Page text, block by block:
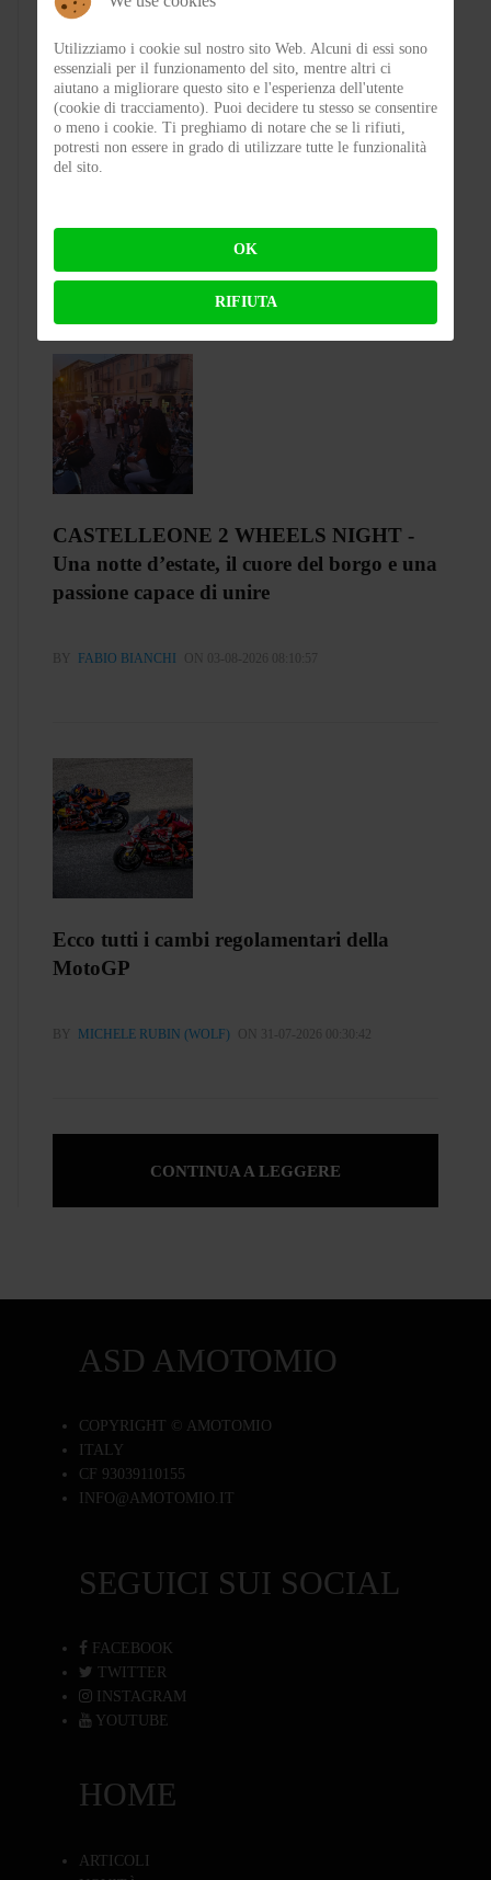
ON 03-08-2026 23:00:27
CASTELLEONE 2 WHEELS NIGHT -
Una notte d’estate, il cuore del borgo e una
passione capace di unire
BY FABIO BIANCHI ON 03-08-2026 08:10:57
Ecco tutti i cambi regolamentari della
MotoGP
BY MICHELE RUBIN (WOLF) ON 31-07-2026 00:30:42
CONTINUA A LEGGERE
ASD AMOTOMIO
COPYRIGHT © AMOTOMIO
ITALY
CF 93039110155
INFO@AMOTOMIO.IT
SEGUICI SUI SOCIAL
FACEBOOK
TWITTER
INSTAGRAM
YOUTUBE
HOME
ARTICOLI
Utilizziamo i cookie sul nostro sito Web. Alcuni di essi sono
essenziali per il funzionamento del sito, mentre altri ci
aiutano a migliorare questo sito e l'esperienza dell'utente
(cookie di tracciamento). Puoi decidere tu stesso se consentire
o meno i cookie. Ti preghiamo di notare che se li rifiuti,
potresti non essere in grado di utilizzare tutte le funzionalità
del sito.
OK
RIFIUTA